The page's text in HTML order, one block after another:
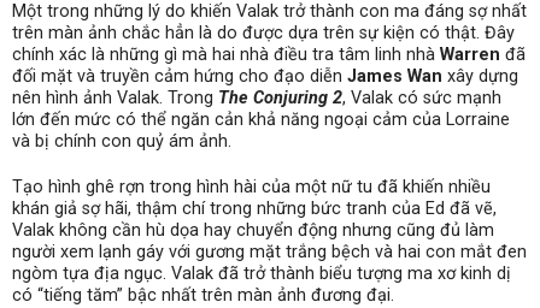
Một trong những lý do khiến Valak trở thành con ma đáng sợ nhất
trên màn ảnh chắc hẳn là do được dựa trên sự kiện có thật. Đây
chính xác là những gì mà hai nhà điều tra tâm linh nhà Warren đã
đối mặt và truyền cảm hứng cho đạo diễn James Wan xây dựng
nên hình ảnh Valak. Trong The Conjuring 2, Valak có sức mạnh
lớn đến mức có thể ngăn cản khả năng ngoại cảm của Lorraine
và bị chính con quỷ ám ảnh.
Tạo hình ghê rợn trong hình hài của một nữ tu đã khiến nhiều
khán giả sợ hãi, thậm chí trong những bức tranh của Ed đã vẽ,
Valak không cần hù dọa hay chuyển động nhưng cũng đủ làm
người xem lạnh gáy với gương mặt trắng bệch và hai con mắt đen
ngòm tựa địa ngục. Valak đã trở thành biểu tượng ma xơ kinh dị
có “tiếng tăm” bậc nhất trên màn ảnh đương đại.